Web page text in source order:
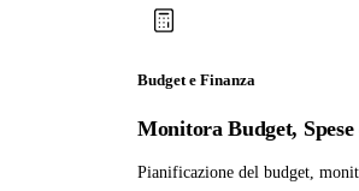
Budget e Finanza
Monitora Budget,
Pianificazione del budget,